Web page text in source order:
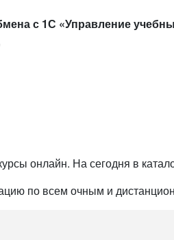
с 1С «Управление
онлайн. На сегодня в
по всем очным и